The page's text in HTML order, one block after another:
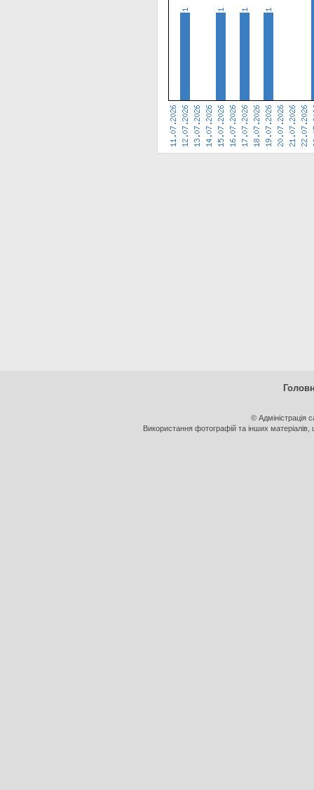
© Адміністрація
Використання фотографій та інших матеріалів,